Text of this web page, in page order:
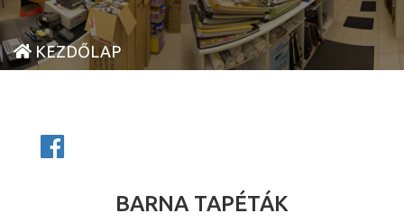
KEZDŐLAP
BARNA TAPÉTÁK